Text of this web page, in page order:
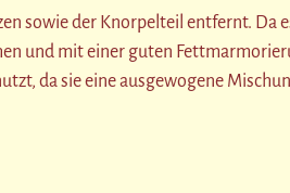
sowie der Knorpelteil entfernt. Da
und mit einer guten
da sie eine ausgewogene